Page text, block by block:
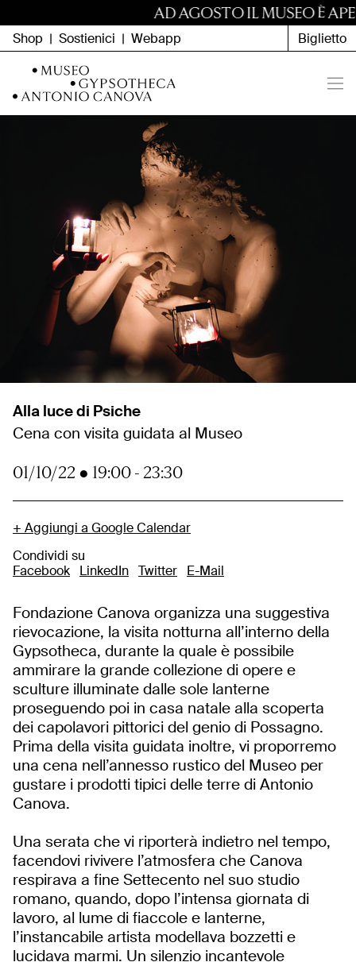
AD AGOSTO IL MUSEO È
Shop | Sostienici | Webapp Biglietto
Alla luce di Psiche
Cena con visita guidata al Museo
01/10/22 ● 19:00-23:30
+ Aggiungi a Google Calendar
Condividi su
Facebook
LinkedIn Twitter E-Mail
Fondazione Canova organizza una suggestiva
rievocazione, la visita notturna all’interno della
Gypsotheca, durante la quale è possibile
ammirare la grande collezione di opere e
sculture illuminate dalle sole lanterne
proseguendo poi in casa natale alla scoperta
dei capolavori pittorici del genio di Possagno.
Prima della visita guidata inoltre, vi proporremo
una cena nell’annesso rustico del Museo per
gustare i prodotti tipici delle terre di Antonio
Canova.
Una serata che vi riporterà indietro nel tempo,
facendovi rivivere l’atmosfera che Canova
respirava a fine Settecento nel suo studio
romano, quando, dopo l’intensa giornata di
lavoro, al lume di fiaccole e lanterne,
l’instancabile artista modellava bozzetti e
lucidava marmi. Un silenzio incantevole